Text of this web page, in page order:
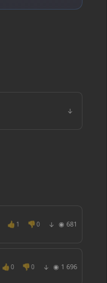
↓
👍 1 👎 0 ↓ ◉ 681
👍 0 👎 0 ↓ ◉ 1 696